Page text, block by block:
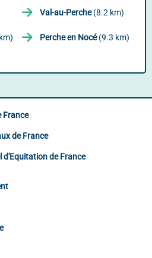
Val-au-Perche(8.2 km)
Perche en Nocé(9.3 km)
France
de France
d'Equitation de France